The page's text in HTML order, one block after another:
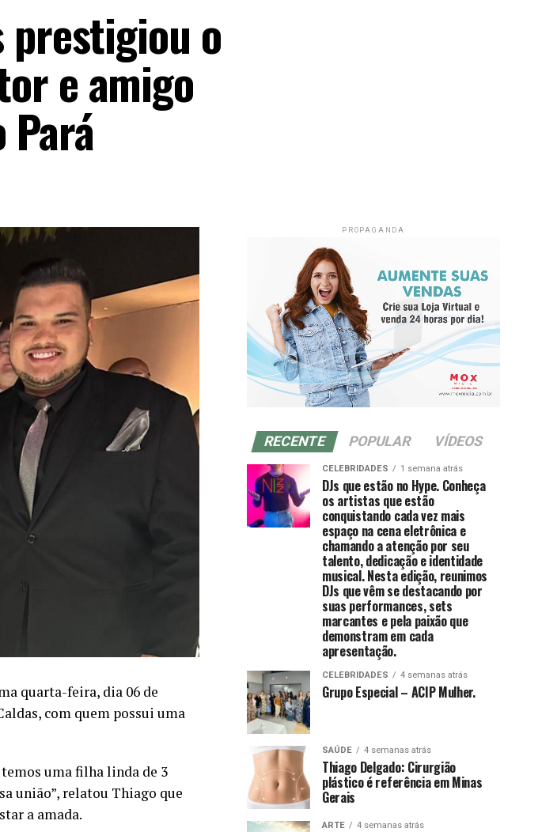
o
e amigo
Pará
quarta-feira, dia 06 de
com quem possui uma
uma filha linda de 3
união”, relatou Thiago que
a amada.
PROPAGANDA
RECENTE POPULAR VÍDEOS
CELEBRIDADES 1 semana atrás
DJs que estão no Hype. Conheça
os artistas que estão
conquistando cada vez mais
espaço na cena eletrônica e
chamando a atenção por seu
talento, dedicação e identidade
musical. Nesta edição, reunimos
DJs que vêm se destacando por
suas performances, sets
marcantes e pela paixão que
demonstram em cada
apresentação.
CELEBRIDADES 4 semanas atrás
Grupo Especial – ACIP Mulher.
SAÚDE 4 semanas atrás
Thiago Delgado: Cirurgião
plástico é referência em Minas
Gerais
ARTE 4 semanas atrás